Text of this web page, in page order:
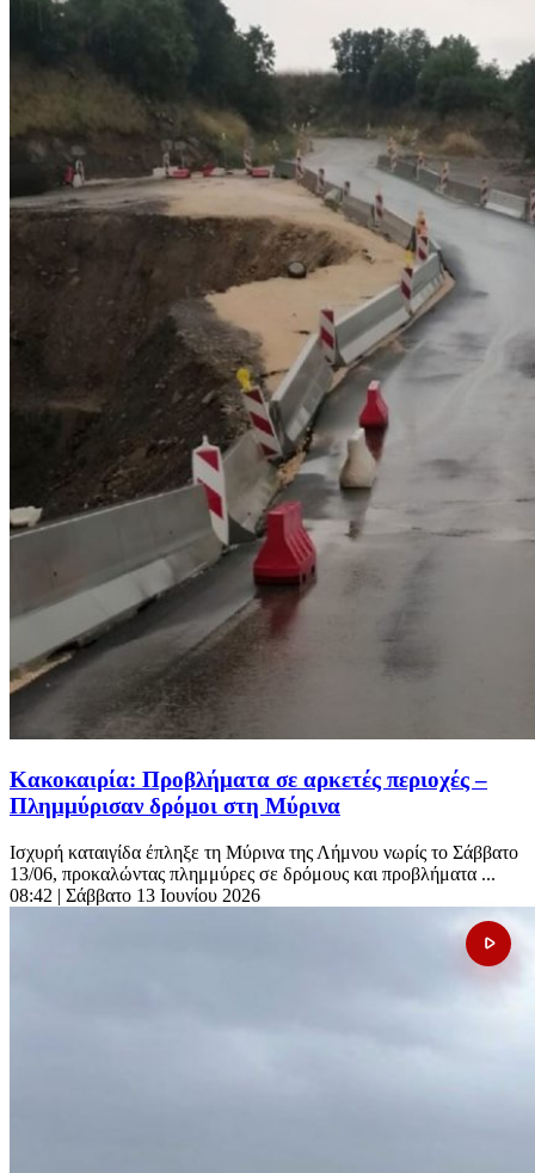
Κακοκαιρία: Προβλήματα σε αρκετές περιοχές –
Πλημμύρισαν δρόμοι στη Μύρινα
Ισχυρή καταιγίδα έπληξε τη Μύρινα της Λήμνου νωρίς το Σάββατο
13/06, προκαλώντας πλημμύρες σε δρόμους και προβλήματα ...
08:42 | Σάββατο 13 Ιουνίου 2026